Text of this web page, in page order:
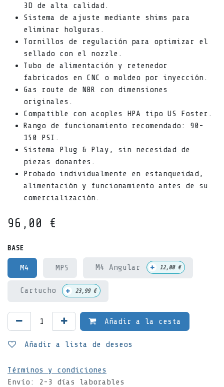
3D de alta calidad.
Sistema de ajuste mediante shims para
eliminar holguras.
Tornillos de regulación para optimizar el
sellado con el nozzle.
Tubo de alimentación y retenedor
fabricados en CNC o moldeo por inyección.
Gas route de NBR con dimensiones
originales.
Compatible con acoples HPA tipo US Foster.
Rango de funcionamiento recomendado: 90-
150 PSI.
Sistema Plug & Play, sin necesidad de
piezas donantes.
Probado individualmente en estanqueidad,
alimentación y funcionamiento antes de su
comercialización.
96,00 €
BASE
M4 MP5 M4 Angular + 12,00€
Cartucho + 23,99€
Añadir a la cesta
Añadir a lista de deseos
Términos y condiciones
Envío: 2-3 días laborables